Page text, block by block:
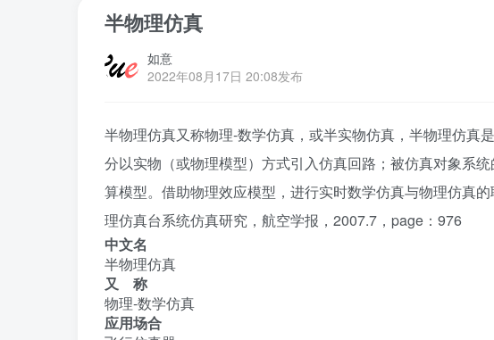
半物理仿真
如意
2022年08月17日 20:08发布
半物理仿真又称物理-数学仿真，或半实物仿真，半物理仿真
分以实物（或物理模型）方式引入仿真回路；被仿真对象系
算模型。借助物理效应模型，进行实时数学仿真与物理仿真
理仿真台系统仿真研究，航空学报，2007.7，page：976
中文名
半物理仿真
又 称
物理-数学仿真
应用场合